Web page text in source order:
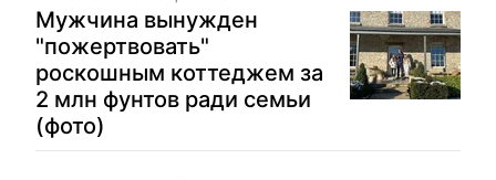
Мужчина вынужден
"пожертвовать"
роскошным коттеджем за
2 млн фунтов ради семьи
(фото)